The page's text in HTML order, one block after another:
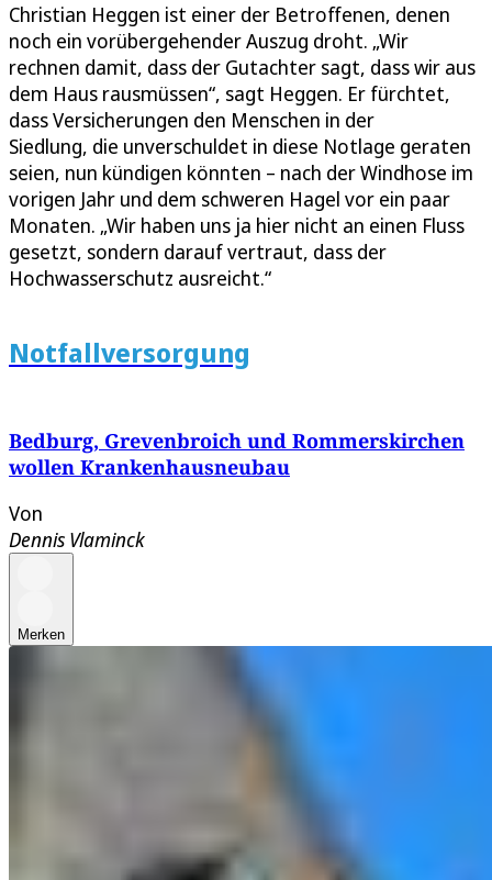
Christian Heggen ist einer der Betroffenen, denen
noch ein vorübergehender Auszug droht. „Wir
rechnen damit, dass der Gutachter sagt, dass wir aus
dem Haus rausmüssen“, sagt Heggen. Er fürchtet,
dass Versicherungen den Menschen in der
Siedlung, die unverschuldet in diese Notlage geraten
seien, nun kündigen könnten – nach der Windhose im
vorigen Jahr und dem schweren Hagel vor ein paar
Monaten. „Wir haben uns ja hier nicht an einen Fluss
gesetzt, sondern darauf vertraut, dass der
Hochwasserschutz ausreicht.“
Notfallversorgung
Bedburg, Grevenbroich und Rommerskirchen
wollen Krankenhausneubau
Von
Dennis Vlaminck
Merken